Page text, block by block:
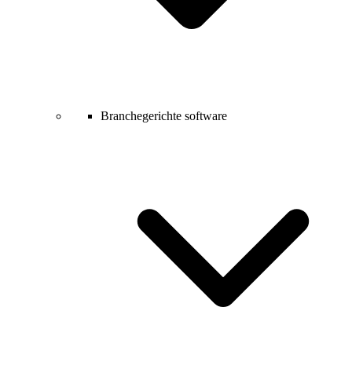
Branchegerichte software